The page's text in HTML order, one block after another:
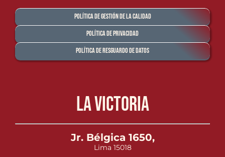
Política de Gestión de la Calidad
Política de Privacidad
Política de Resguardo de Datos
La Victoria
Jr. Bélgica 1650,
Lima 15018